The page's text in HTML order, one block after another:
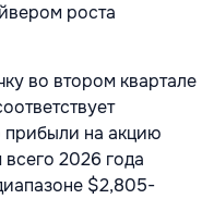
роста
во втором квартале
на акцию
2026 года
$2,805-